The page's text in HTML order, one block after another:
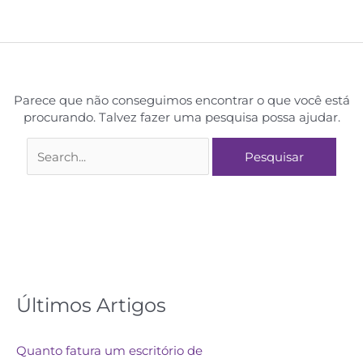
Últimos Artigos
Quanto fatura um escritório de
Parece que não conseguimos encontrar o que você está
procurando. Talvez fazer uma pesquisa possa ajudar.